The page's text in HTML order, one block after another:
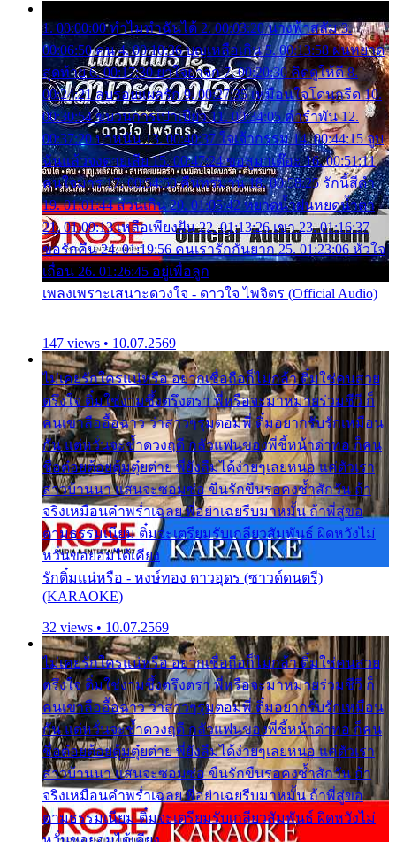
1. 00:00:00 ทำไมทำฉันได้ 2. 00:03:20 นางฟ้าสลัม 3.
00:06:50 คน 4. 00:10:36 บุญเหลือเกิน 5. 00:13:58 ฝนหยาด
สุดท้าย 6. 00:17:30 ยาใจยาจก 7. 00:20:30 คิดดูให้ดี 8.
00:24:21 ลบรอยแผลรัก 9. 00:27:35 เหมือนใจโดนกรีด 10.
00:30:54 ขบวนการเปาเปียว 11. 00:34:05 คำรำพัน 12.
00:37:20 ปาหนัน 13. 00:40:37 ใจเจ้ากรรม 14. 00:44:15 จูบ
ฉันแล้วจงตายเสีย 15. 00:47:24 ขอสูมาเต๊อะ 16. 00:51:11
คนใจมาร 17. 00:54:50 คืนทรมาน 18. 00:58:25 รักนี้สีดำ
19. 01:01:44 ส่วนเกิน 20. 01:05:42 หยาดน้ำฝนหยดน้ำตา
21. 01:09:13 เหลือเพียงฝัน 22. 01:13:26 เขา 23. 01:16:37
ขอรักคืน 24. 01:19:56 คนเรารักกันยาก 25. 01:23:06 หัวใจ
เถื่อน 26. 01:26:45 อยู่เพื่อลูก
เพลงเพราะเสนาะดวงใจ - ดาวใจ ไพจิตร (Official Audio)
147 views • 10.07.2569
ไม่เคยรักใครแน่หรือ อยากเชื่อถือก็ไม่กล้า ติ๋มใช่คนสวย
ตรึงใจ ติ๋มใช่งามซึ้งตรึงตรา พี่หรือจะมาหมายร่วมชีวี ก็
คนเขาลืออื้อฉาว ว่าสาวๆรุมตอมพี่ ติ๋มอยากรับรักเหมือน
กัน แต่หวั่นจะช้ำดวงฤดี กลัวแฟนของพี่ชี้หน้าด่าทอ ก็คน
ชื่อต๋อยต้อยตุ้มตุ๋ยต่าย พี่ยังลืมได้ง่ายๆเลยหนอ แค่ตัวเรา
สาวบ้านนา แสนจะซอมซ่อ ขืนรักขืนรอคงช้ำสักวัน ถ้า
จริงเหมือนคำพร่ำเฉลย พี่อย่าเฉยรีบมาหมั้น ถ้าพี่สู่ขอ
ตามธรรมเนียม ติ๋มจะเตรียมรับเกลียวสัมพันธ์ ผิดหวังไม่
หวั่นขอยอมได้เคียง
รักติ๋มแน่หรือ - หงษ์ทอง ดาวอุดร (ซาวด์ดนตรี)
(KARAOKE)
32 views • 10.07.2569
ไม่เคยรักใครแน่หรือ อยากเชื่อถือก็ไม่กล้า ติ๋มใช่คนสวย
ตรึงใจ ติ๋มใช่งามซึ้งตรึงตรา พี่หรือจะมาหมายร่วมชีวี ก็
คนเขาลืออื้อฉาว ว่าสาวๆรุมตอมพี่ ติ๋มอยากรับรักเหมือน
กัน แต่หวั่นจะช้ำดวงฤดี กลัวแฟนของพี่ชี้หน้าด่าทอ ก็คน
ชื่อต๋อยต้อยตุ้มตุ๋ยต่าย พี่ยังลืมได้ง่ายๆเลยหนอ แค่ตัวเรา
สาวบ้านนา แสนจะซอมซ่อ ขืนรักขืนรอคงช้ำสักวัน ถ้า
จริงเหมือนคำพร่ำเฉลย พี่อย่าเฉยรีบมาหมั้น ถ้าพี่สู่ขอ
ตามธรรมเนียม ติ๋มจะเตรียมรับเกลียวสัมพันธ์ ผิดหวังไม่